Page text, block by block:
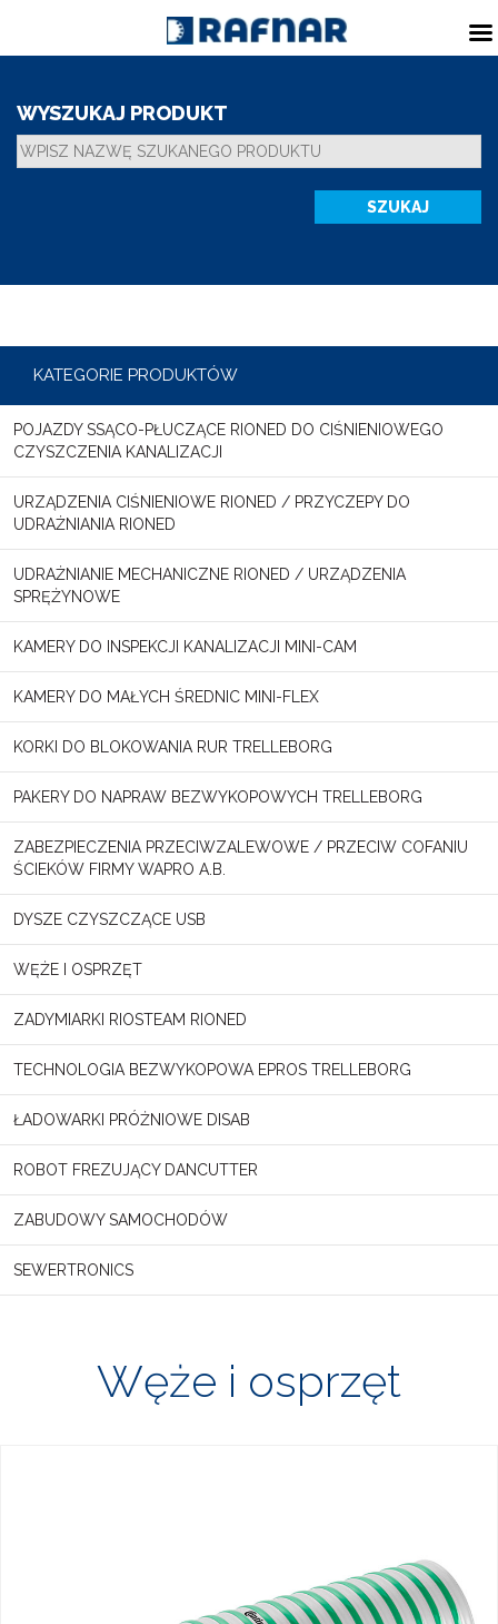
WYSZUKAJ PRODUKT
KATEGORIE PRODUKTÓW
POJAZDY SSĄCO-PŁUCZĄCE RIONED DO CIŚNIENIOWEGO
CZYSZCZENIA KANALIZACJI
URZĄDZENIA CIŚNIENIOWE RIONED / PRZYCZEPY DO
UDRAŻNIANIA RIONED
UDRAŻNIANIE MECHANICZNE RIONED / URZĄDZENIA
SPRĘŻYNOWE
KAMERY DO INSPEKCJI KANALIZACJI MINI-CAM
KAMERY DO MAŁYCH ŚREDNIC MINI-FLEX
KORKI DO BLOKOWANIA RUR TRELLEBORG
PAKERY DO NAPRAW BEZWYKOPOWYCH TRELLEBORG
ZABEZPIECZENIA PRZECIWZALEWOWE / PRZECIW COFANIU
ŚCIEKÓW FIRMY WAPRO A.B.
DYSZE CZYSZCZĄCE USB
WĘŻE I OSPRZĘT
ZADYMIARKI RIOSTEAM RIONED
TECHNOLOGIA BEZWYKOPOWA EPROS TRELLEBORG
ŁADOWARKI PRÓŻNIOWE DISAB
ROBOT FREZUJĄCY DANCUTTER
ZABUDOWY SAMOCHODÓW
SEWERTRONICS
Węże i osprzęt